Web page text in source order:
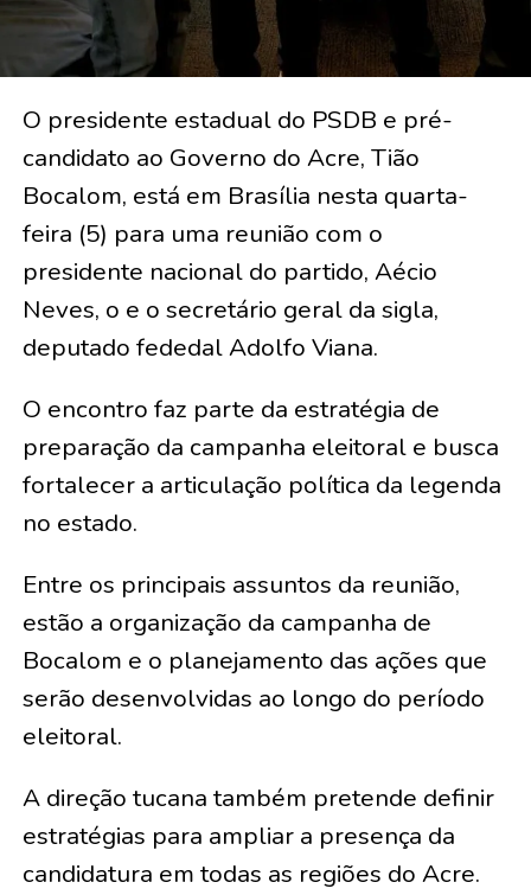
O presidente estadual do PSDB e pré-
candidato ao Governo do Acre, Tião
Bocalom, está em Brasília nesta quarta-
feira (5) para uma reunião com o
presidente nacional do partido, Aécio
Neves, o e o secretário geral da sigla,
deputado fededal Adolfo Viana.
O encontro faz parte da estratégia de
preparação da campanha eleitoral e busca
fortalecer a articulação política da legenda
no estado.
Entre os principais assuntos da reunião,
estão a organização da campanha de
Bocalom e o planejamento das ações que
serão desenvolvidas ao longo do período
eleitoral.
A direção tucana também pretende definir
estratégias para ampliar a presença da
candidatura em todas as regiões do Acre.